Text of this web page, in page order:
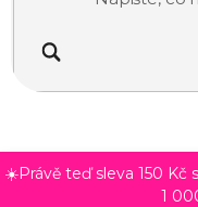
obsah
☀️Právě teď sleva 150 Kč
1